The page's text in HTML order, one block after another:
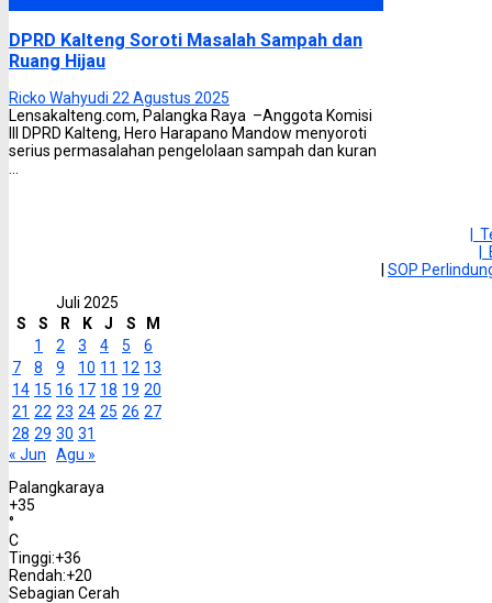
DPRD Kalteng Soroti Masalah Sampah dan
Ruang Hijau
Ricko Wahyudi 22 Agustus 2025
Lensakalteng.com, Palangka Raya –Anggota Komisi
III DPRD Kalteng, Hero Harapano Mandow menyoroti
serius permasalahan pengelolaan sampah dan kuran
|
SOP
Juli 2025
S
S R K J S
M
1
2 3 4 5
6
7
8 9 10 11 12 13
14 15 16 17 18 19 20
21 22 23 24 25 26 27
28 29 30 31
« Jun
Agu »
Palangkaraya
+35
°
C
Tinggi:+36
Rendah:+20
Sebagian Cerah